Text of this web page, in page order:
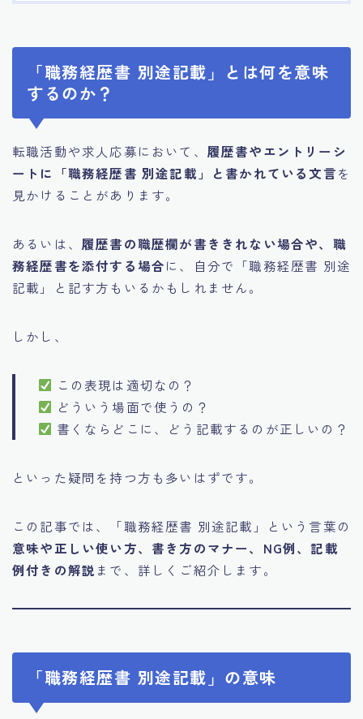
「職務経歴書 別途記載」とは何を意味
するのか？
転職活動や求人応募において、 履歴書やエントリーシ
ートに「職務経歴書 別途記載」と書かれている文言を
見かけることがあります。
あるいは、 履歴書の職歴欄が書ききれない場合や、職
務経歴書を添付する場合に、自分で「職務経歴書 別途
記載」と記す方もいるかもしれません。
しかし、
この表現は適切なの？
どういう場面で使うの？
書くならどこに、どう記載するのが正しいの？
といった疑問を持つ方も多いはずです。
この記事では、「職務経歴書 別途記載」という言葉の
意味や正しい使い方、書き方のマナー、NG例、記載
例付きの解説 まで、詳しくご紹介します。
「職務経歴書 別途記載」の意味